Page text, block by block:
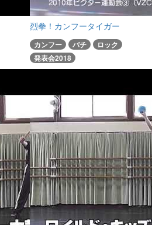
烈拳！カンフータイガー
カンフー バチ
ロック
発表会2018